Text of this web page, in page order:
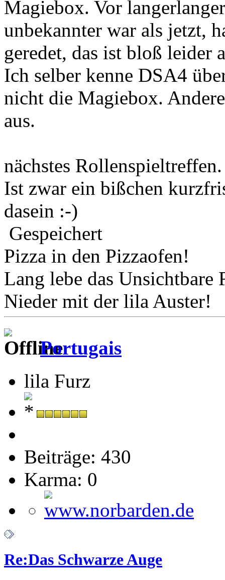
Magiebox. Vor
unbekannter war als jetzt,
geredet, das ist bloß leider
Ich selber kenne DSA4
nicht die Magiebox.
aus.
nächstes
Ist zwar ein bißchen
dasein :-)
Gespeichert
Pizza in den Pizzaofen!
Lang lebe das Unsichtbare
Nieder mit der lila Auster!
Portugais
lila Furz
Beiträge: 430
Karma: 0
Re:Das Schwarze Auge